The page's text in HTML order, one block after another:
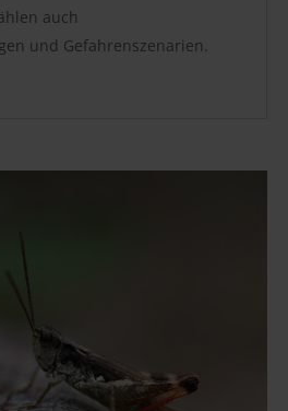
auch
und Gefahrenszenarien.